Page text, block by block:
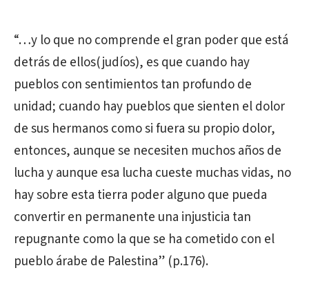
“…y lo que no comprende el gran poder que está
detrás de ellos(judíos), es que cuando hay
pueblos con sentimientos tan profundo de
unidad; cuando hay pueblos que sienten el dolor
de sus hermanos como si fuera su propio dolor,
entonces, aunque se necesiten muchos años de
lucha y aunque esa lucha cueste muchas vidas, no
hay sobre esta tierra poder alguno que pueda
convertir en permanente una injusticia tan
repugnante como la que se ha cometido con el
pueblo árabe de Palestina” (p.176).